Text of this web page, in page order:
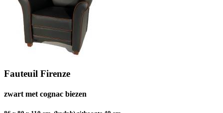
Fauteuil Firenze
zwart met cognac biezen